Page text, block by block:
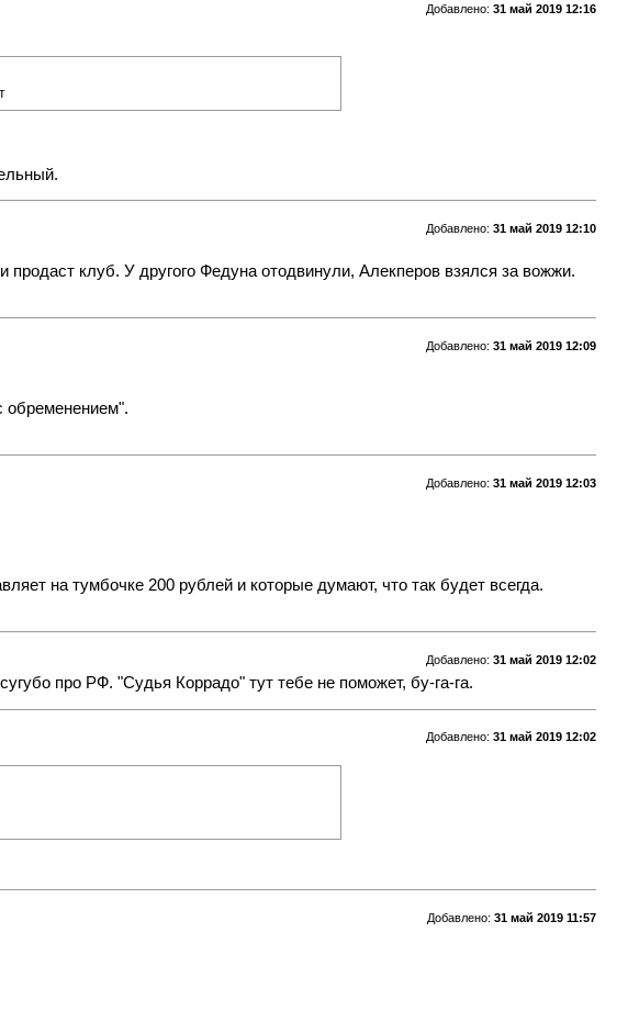
Добавлено: 31 май 2019 12:16
Добавлено: 31 май 2019 12:10
продаст клуб. У другого Федуна отодвинули, Алекперов взялся за вожжи.
Добавлено: 31 май 2019 12:09
обременением".
Добавлено: 31 май 2019 12:03
на тумбочке 200 рублей и которые думают, что так будет всегда.
Добавлено: 31 май 2019 12:02
про РФ. "Судья Коррадо" тут тебе не поможет, бу-га-га.
Добавлено: 31 май 2019 12:02
Добавлено: 31 май 2019 11:57